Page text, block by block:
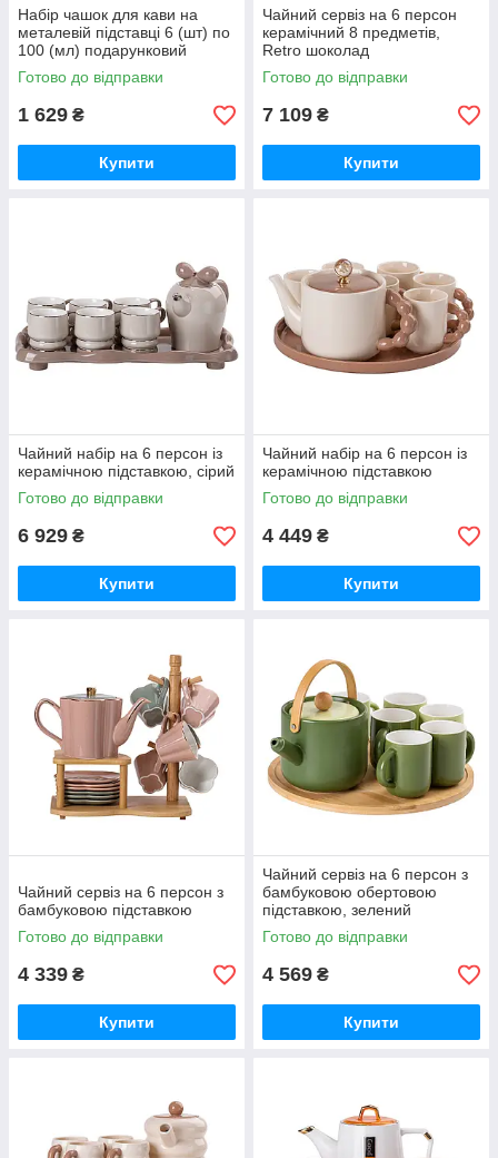
Набір чашок для кави на
металевій підставці 6 (шт) по
100 (мл) подарунковий
кавовий сервіз набір чашок
Розовий із золотом FM-48
Готово до відправки
1 629 ₴
Купити
Чайний сервіз на 6 персон
керамічний 8 предметів,
Retro шоколад
Готово до відправки
7 109 ₴
Купити
Чайний набір на 6 персон із
керамічною підставкою, сірий
Готово до відправки
6 929 ₴
Купити
Чайний набір на 6 персон із
керамічною підставкою
Готово до відправки
4 449 ₴
Купити
Чайний сервіз на 6 персон з
бамбуковою підставкою
Готово до відправки
4 339 ₴
Купити
Чайний сервіз на 6 персон з
бамбуковою обертовою
підставкою, зелений
Готово до відправки
4 569 ₴
Купити